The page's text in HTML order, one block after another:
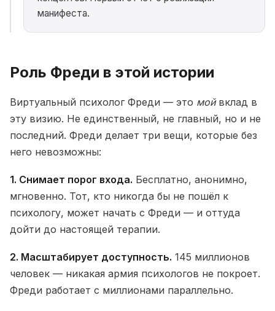
манифеста.
Роль Фреди в этой истории
Виртуальный психолог Фреди — это мойвклад в
эту визию. Не единственный, не главный, но и не
последний. Фреди делает три вещи, которые без
него невозможны:
1. Снимает порог входа. Бесплатно, анонимно,
мгновенно. Тот, кто никогда бы не пошёл к
психологу, может начать с Фреди — и оттуда
дойти до настоящей терапии.
2. Масштабирует доступность. 145 миллионов
человек — никакая армия психологов не покроет.
Фреди работает с миллионами параллельно.